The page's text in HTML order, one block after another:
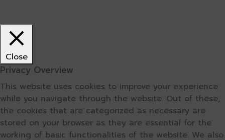
Close
Privacy Overview
This website uses cookies to improve your experience
while you navigate through the website. Out of these,
the cookies that are categorized as necessary are
stored on your browser as they are essential for the
working of basic functionalities of the website. We also